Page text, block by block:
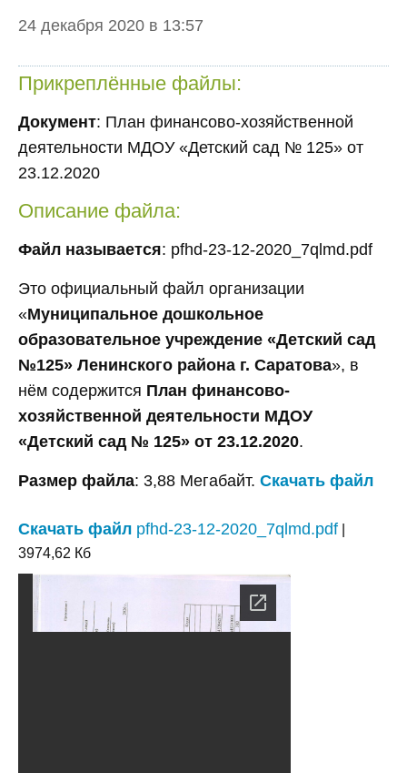
24 декабря 2020 в 13:57
Прикреплённые файлы:
Документ: План финансово-хозяйственной
деятельности МДОУ «Детский сад № 125» от
23.12.2020
Описание файла:
Файл называется: pfhd-23-12-2020_7qlmd.pdf
Это официальный файл организации
«Муниципальное дошкольное
образовательное учреждение «Детский сад
№125» Ленинского района г. Саратова», в
нём содержится План финансово-
хозяйственной деятельности МДОУ
«Детский сад № 125» от 23.12.2020.
Размер файла: 3,88 Мегабайт. Скачать файл
Скачать файл pfhd-23-12-2020_7qlmd.pdf
3974,62 Кб